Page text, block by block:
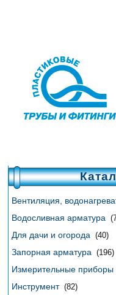
Вентиляция,
Водосливная арматура
Для дачи и огорода (40)
Запорная арматура (196)
Измерительные приборы
Инструмент (82)